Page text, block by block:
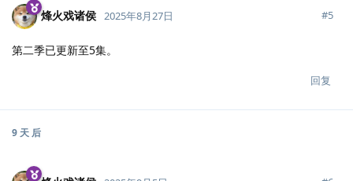
烽火戏诸侯 2025年8月27日 #5
第二季已更新至5集。
回复
9 天 后